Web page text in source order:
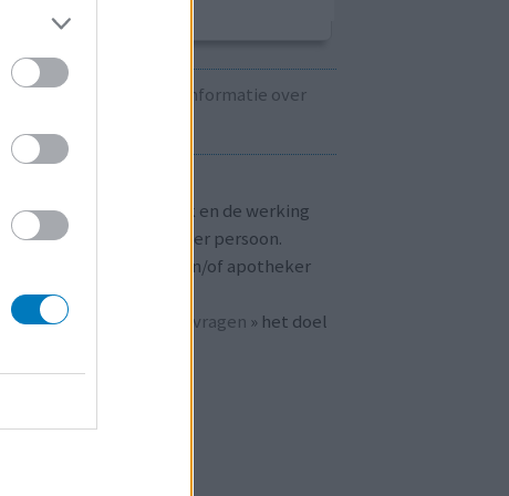
Kijk hier voor informatie over
Ervaringen zijn persoonlijk en de werking
van medicijnen verschilt per persoon.
Raadpleeg altijd uw arts en/of apotheker
voor passend advies.
Zie ook bij «
veelgestelde vragen » het doel